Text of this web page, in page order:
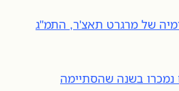
של מרגרט תאצ'ר, התמ"ג
נוסף, 356 אלף בתים נמכרו בשנה שהסתיימה